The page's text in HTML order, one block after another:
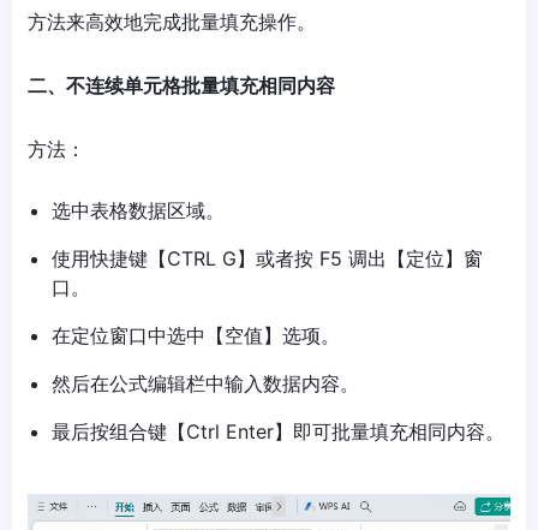
方法来高效地完成批量填充操作。
二、不连续单元格批量填充相同内容
方法：
选中表格数据区域。
使用快捷键【CTRL G】或者按 F5 调出【定位】窗
口。
在定位窗口中选中【空值】选项。
然后在公式编辑栏中输入数据内容。
最后按组合键【Ctrl Enter】即可批量填充相同内容。